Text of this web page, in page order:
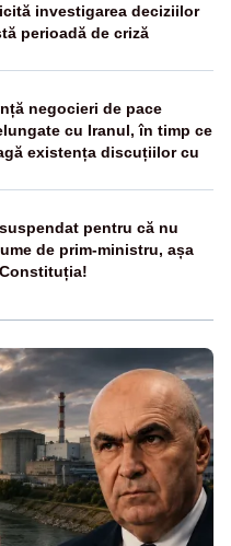
investigarea deciziilor
perioadă de criză
negocieri de pace
cu Iranul, în timp ce
existența discuțiilor cu
pentru că nu
de prim-ministru, așa